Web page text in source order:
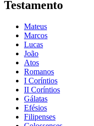
Testamento
Mateus
Marcos
Lucas
João
Atos
Romanos
I Coríntios
II Coríntios
Gálatas
Efésios
Filipenses